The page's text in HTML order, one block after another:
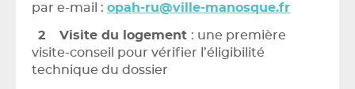
par e-mail : opah-ru@ville-manosque.fr
Visite du logement : une première
visite-conseil pour vérifier l’éligibilité
technique du dossier